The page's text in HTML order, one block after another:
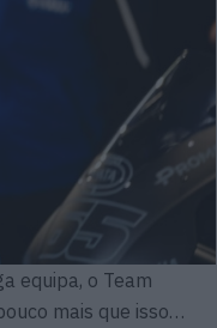
equipa, o Team
mais que isso…